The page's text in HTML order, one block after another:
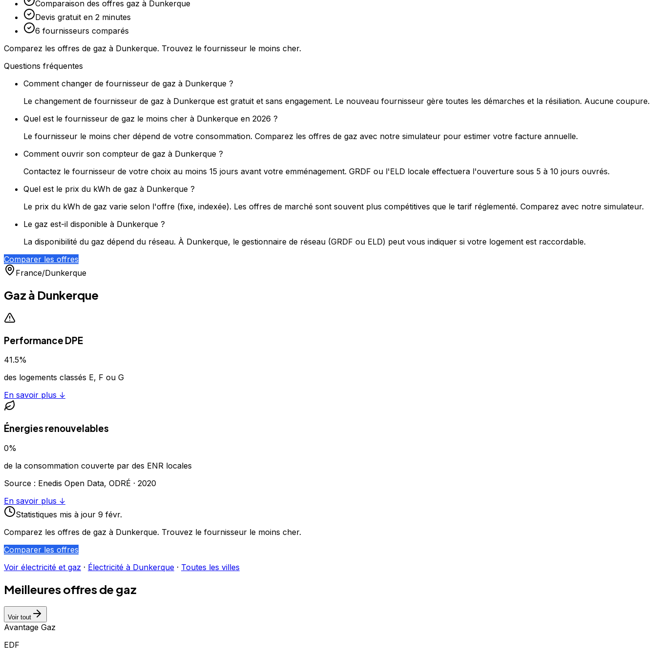
Comparaison des offres gaz à Dunkerque
Devis gratuit en 2 minutes
6 fournisseurs comparés
Comparez les offres de gaz à Dunkerque. Trouvez le fournisseur le moins cher.
Questions fréquentes
Comment changer de fournisseur de gaz à Dunkerque ?
Le changement de fournisseur de gaz à Dunkerque est gratuit et sans engagement. Le nouveau fournisseur gère toutes les démarches et la résiliation. Aucune coupure.
Quel est le fournisseur de gaz le moins cher à Dunkerque en 2026 ?
Le fournisseur le moins cher dépend de votre consommation. Comparez les offres de gaz avec notre simulateur pour estimer votre facture annuelle.
Comment ouvrir son compteur de gaz à Dunkerque ?
Contactez le fournisseur de votre choix au moins 15 jours avant votre emménagement. GRDF ou l'ELD locale effectuera l'ouverture sous 5 à 10 jours ouvrés.
Quel est le prix du kWh de gaz à Dunkerque ?
Le prix du kWh de gaz varie selon l'offre (fixe, indexée). Les offres de marché sont souvent plus compétitives que le tarif réglementé. Comparez avec notre simulateur.
Le gaz est-il disponible à Dunkerque ?
La disponibilité du gaz dépend du réseau. À Dunkerque, le gestionnaire de réseau (GRDF ou ELD) peut vous indiquer si votre logement est raccordable.
Comparer les offres
France/Dunkerque
Gaz à Dunkerque
Performance DPE
41.5%
des logements classés E, F ou G
En savoir plus ↓
Énergies renouvelables
0%
de la consommation couverte par des ENR locales
Source : Enedis Open Data, ODRÉ · 2020
En savoir plus ↓
Statistiques mis à jour 9 févr.
Comparez les offres de gaz à Dunkerque. Trouvez le fournisseur le moins cher.
Comparer les offres
Voir électricité et gaz · Électricité à Dunkerque · Toutes les villes
Meilleures offres de gaz
Voir tout
Avantage Gaz
EDF